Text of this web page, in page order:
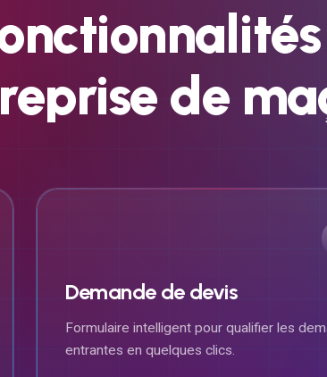
de
Demande de devis
Formulaire intelligent pour qualifier les
entrantes en quelques clics.